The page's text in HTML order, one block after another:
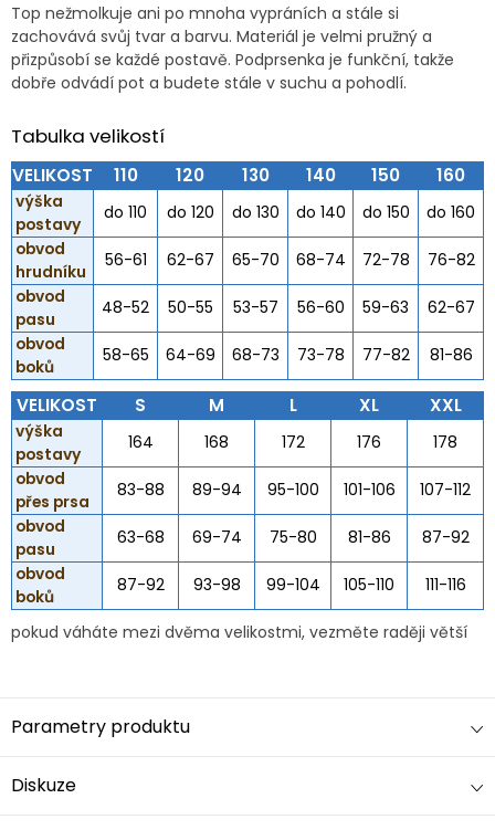
Top nežmolkuje ani po mnoha vypráních a stále si
zachovává svůj tvar a barvu. Materiál je velmi pružný a
přizpůsobí se každé postavě. Podprsenka je funkční, takže
dobře odvádí pot a budete stále v suchu a pohodlí.
Tabulka velikostí
VELIKOST 110 120 130 140 150 160
výška
postavy
do 110 do 120 do 130 do 140 do 150
do 160
obvod
hrudníku
56-61 62-67 65-70 68-74 72-78
76-82
obvod
pasu
48-52 50-55 53-57 56-60 59-63
62-67
obvod
boků
58-65 64-69 68-73 73-78 77-82 81-86
VELIKOST S M L XL XXL
výška
postavy
164 168 172 176
178
obvod
přes prsa
83-88 89-94 95-100 101-106
107-112
obvod
pasu
63-68 69-74 75-80 81-86
87-92
obvod
boků
87-92 93-98 99-104 105-110 111-116
pokud váháte mezi dvěma velikostmi, vezměte raději větší
Parametry produktu
Diskuze